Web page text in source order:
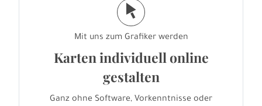
j
Mit uns zum Grafiker werden
Karten individuell online
gestalten
Ganz ohne Software, Vorkenntnisse oder